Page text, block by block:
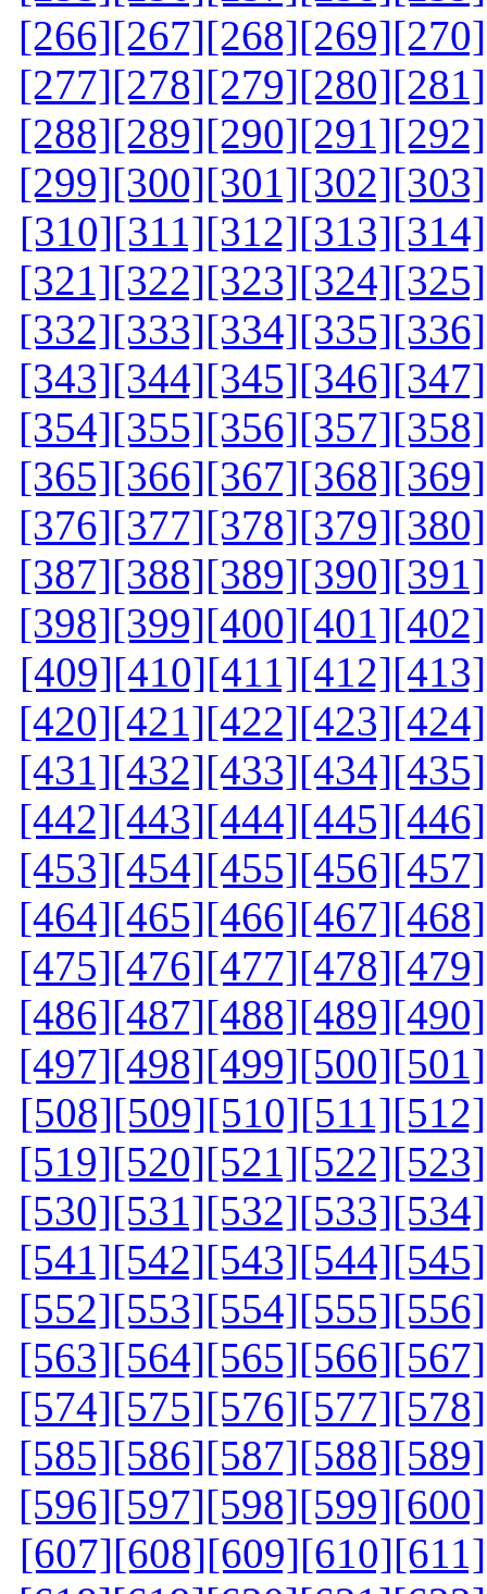
[266][267][268][269][270]
[277][278][279][280][281]
[288][289][290][291][292]
[299][300][301][302][303]
[310][311][312][313][314]
[321][322][323][324][325]
[332][333][334][335][336]
[343][344][345][346][347]
[354][355][356][357][358]
[365][366][367][368][369]
[376][377][378][379][380]
[387][388][389][390][391]
[398][399][400][401][402]
[409][410][411][412][413]
[420][421][422][423][424]
[431][432][433][434][435]
[442][443][444][445][446]
[453][454][455][456][457]
[464][465][466][467][468]
[475][476][477][478][479]
[486][487][488][489][490]
[497][498][499][500][501]
[508][509][510][511][512]
[519][520][521][522][523]
[530][531][532][533][534]
[541][542][543][544][545]
[552][553][554][555][556]
[563][564][565][566][567]
[574][575][576][577][578]
[585][586][587][588][589]
[596][597][598][599][600]
[607][608][609][610][611]